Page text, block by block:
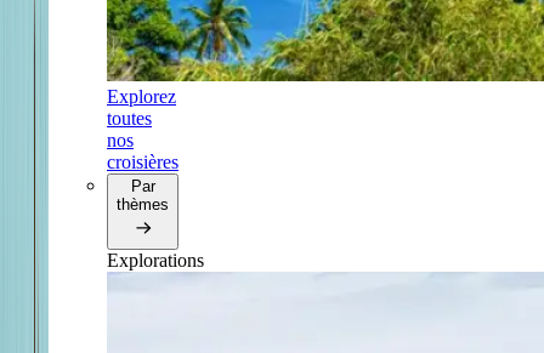
Explorez
toutes
nos
croisières
Par
thèmes
Explorations